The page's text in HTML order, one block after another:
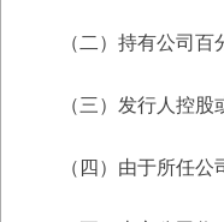
（二）持有公司
（三）发行人控
（四）由于所任